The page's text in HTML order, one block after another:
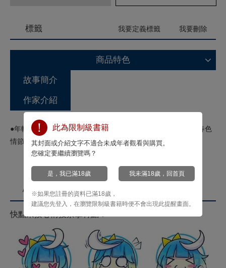
標籤 我要定義標籤 我要刪除
商品特色
故事簡介
作家介紹
●年輕男老師執教於女校，在遇見各式女性時，會爆發出何種春色
情節？本書將滿足您種種妄想！
心情投票
快點來按心情投票拿菁點！
此為限制級書籍
其封面或介紹文字不適合未成年者觀看與購買。
您確定要繼續瀏覽嗎？
是，我已滿18歲 我未滿18歲，回首頁
※如果您註冊的資料已滿18歲，
建議您先登入，在瀏覽限制級書籍時便不會出現此提醒畫面。